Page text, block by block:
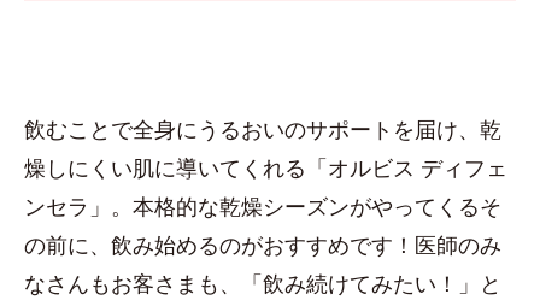
飲むことで全身にうるおいのサポートを届け、乾
燥しにくい肌に導いてくれる「オルビス ディフェ
ンセラ」。本格的な乾燥シーズンがやってくるそ
の前に、飲み始めるのがおすすめです！医師のみ
なさんもお客さまも、「飲み続けてみたい！」と